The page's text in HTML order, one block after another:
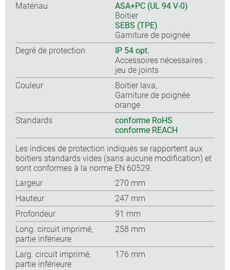
Matériau
ASA+PC (UL 94 V-0)
Boitier
SEBS (TPE)
Garniture de poignée
Degré de protection
IP 54 opt.
Accessoires nécessaires :
jeu de joints
Couleur
Boitier lava,
Garniture de poignée
orange
Standards
conforme RoHS
conforme REACH
Les indices de protection indiqués se rapportent aux
boitiers standards vides (sans aucune modification) et
sont conformes à la norme EN 60529.
Largeur
270 mm
Hauteur
247 mm
Profondeur
91 mm
Long. circuit imprimé,
partie inférieure
258 mm
Larg. circuit imprimé,
partie inférieure
176 mm